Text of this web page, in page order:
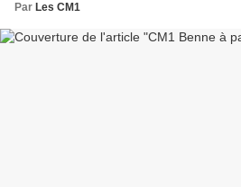
Par Les CM1